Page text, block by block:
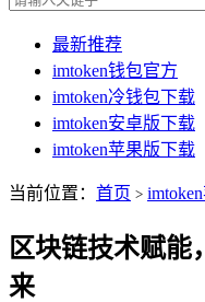
最新推荐
imtoken钱包官方
imtoken冷钱包下载
imtoken安卓版下载
imtoken苹果版下载
当前位置： 首页 >
区块链技术赋能
来